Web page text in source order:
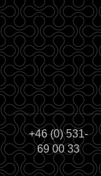
+46 (0) 531-
69 00 33